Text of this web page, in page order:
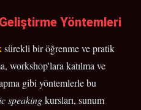
Yöntemleri
sürekli bir öğrenme ve pratik
workshop'lara katılma ve
gibi yöntemlerle bu
speakingkursları, sunum